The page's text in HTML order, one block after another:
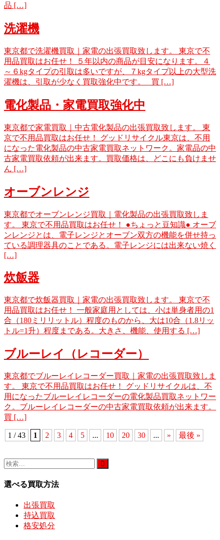
品 […]
洗濯機
東京都で洗濯機買取｜家電の出張買取致します。 東京で不
用品買取はお任せ！ ５年以内の商品が目安になります。４
～６kgタイプの引取は多いですが、７kgタイプ以上の大型洗
濯機は、引取が少なく買取強化中です。 買 […]
電化製品・家電買取強化中
東京都で家電買取｜中古電化製品の出張買取致します。 東
京で不用品買取はお任せ！ グッドリサイクル東京は、不用
になった電化製品の中古家電買取ネットワーク。家電品の中
古家電買取依頼が出来ます。買取価格は、どこにも負けませ
ん […]
オーブンレンジ
東京都でオーブンレンジ買取｜電化製品の出張買取致しま
す。 東京で不用品買取はお任せ！ ●ちょっと豆知識● オーブ
ンレンジとは、電子レンジとオーブン双方の機能を併せ持っ
ている調理器具のことである。電子レンジには出来ない焼く
[…]
炊飯器
東京都で炊飯器買取｜家電の出張買取致します。 東京で不
用品買取はお任せ！ 一般家庭用としては、小は単身者用の1
合（180ミリリットル）程度のものから、大は10合（1.8リッ
トル=1升）程度まである。大きさ、機能、使用する […]
ブルーレイ（レコーダー）
東京都でブルーレイレコーダー買取｜家電の出張買取致しま
す。 東京で不用品買取はお任せ！ グッドリサイクルは、不
用になったブルーレイレコーダーの電化製品買取ネットワー
ク。ブルーレイレコーダーの中古家電買取依頼が出来ます。
買 […]
1 / 43 1 2 3 4 5 ... 10 20 30 ... » 最後 »
選べる買取方法
出張買取
持込買取
格安処分